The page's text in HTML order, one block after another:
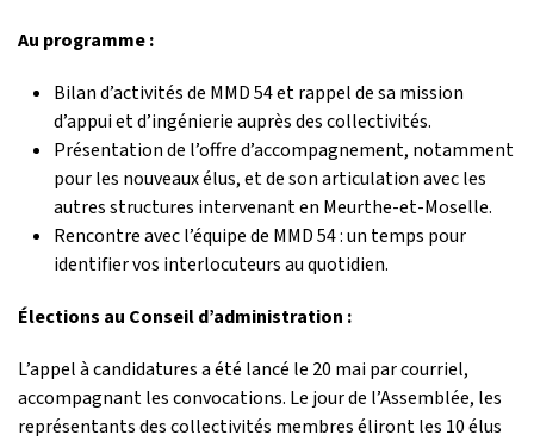
Au programme :
Bilan d’activités de MMD 54 et rappel de sa mission
d’appui et d’ingénierie auprès des collectivités.
Présentation de l’offre d’accompagnement, notamment
pour les nouveaux élus, et de son articulation avec les
autres structures intervenant en Meurthe-et-Moselle.
Rencontre avec l’équipe de MMD 54 : un temps pour
identifier vos interlocuteurs au quotidien.
Élections au Conseil d’administration :
L’appel à candidatures a été lancé le 20 mai par courriel,
accompagnant les convocations. Le jour de l’Assemblée, les
représentants des collectivités membres éliront les 10 élus